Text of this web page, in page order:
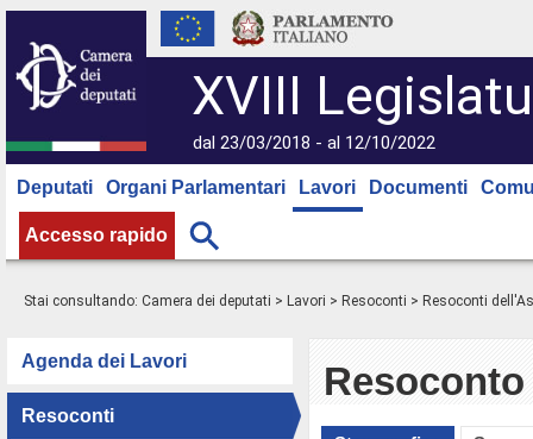
XVIII
dal 23/03/2018 - al 12/10/2022
Deputati Organi Parlamentari Lavori Documenti
Accesso rapido
Stai consultando: Camera dei deputati > Lavori > Resoconti > Resoconti
Agenda dei Lavori
Resoconti